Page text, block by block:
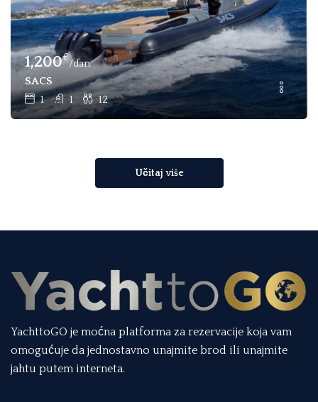
1,200€
/dan
SACS
1 1 12
Učitaj više
YachttoGO je moćna platforma za rezervacije koja vam
omogućuje da jednostavno unajmite brod ili unajmite
jahtu putem interneta.